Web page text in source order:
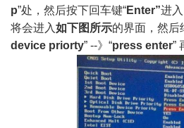
p”处，然后按下回车键“Enter”进
将会进入如下图所示的界面，然后
device priorty” --》“press enter”